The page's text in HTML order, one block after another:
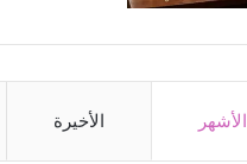
الأشهر الأخيرة